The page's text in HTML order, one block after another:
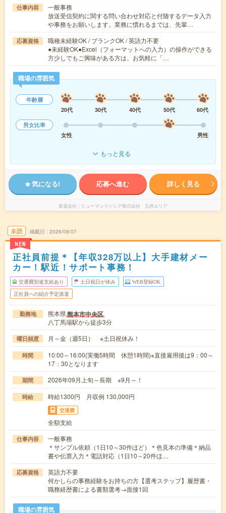
仕事内容
一般事務
放送受信契約に関する問い合わせ対応と付随するデータ入力
や事務をお願いします。業務に慣れるまでは、先輩…
応募資格
職種未経験OK / ブランクOK / 英語力不要
●未経験OK●Excel（フォーマットへの入力）の操作ができる
方少しでもご興味がある方は、お気軽に「…
職場の雰囲気
年齢層
20代
30代 40代 50代
60代
男女比率
女性
男性
もっと見る
気になる! 応募へ進む 詳しく見る
派遣会社 ヒューマンリソシア株式会社 九州エリア
未読
NEW
掲載日 2026/08/07
正社員前提＊【年収328万以上】大手建材メー
カー！駅近！サポート事務！
交通費別途支給あり 土日祝日が休み WEB登録OK
正社員への紹介予定派遣
勤務地 熊本県熊本市中央区
八丁馬場駅から徒歩3分
曜日頻度 月～金（週5日） ※土日祝休み！
時間
10:00～16:00(実働5時間 休憩1時間)※直接雇用後は9：00～
17：30となります
期間 2026年09月上旬～長期 ※9月～！
時給 時給1300円 月収例 130,000円
交通費
全額支給
仕事内容
一般事務
＊サンプル依頼（1日10～30件ほど）＊色見本の準備＊納品
書や伝票入力＊電話対応（1日10～20件ほ…
応募資格
英語力不要
何かしらの事務経験をお持ちの方【選考ステップ】履歴書・
職務経歴書による書類選考→面接1回
職場の雰囲気